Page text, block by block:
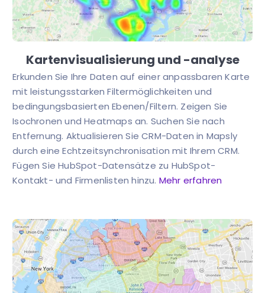
Kartenvisualisierung und -analyse
Erkunden Sie Ihre Daten auf einer anpassbaren Karte
mit leistungsstarken Filtermöglichkeiten und
bedingungsbasierten Ebenen/Filtern. Zeigen Sie
Isochronen und Heatmaps an. Suchen Sie nach
Entfernung. Aktualisieren Sie CRM-Daten in Mapsly
durch eine Echtzeitsynchronisation mit Ihrem CRM.
Fügen Sie HubSpot-Datensätze zu HubSpot-
Kontakt- und Firmenlisten hinzu. Mehr erfahren